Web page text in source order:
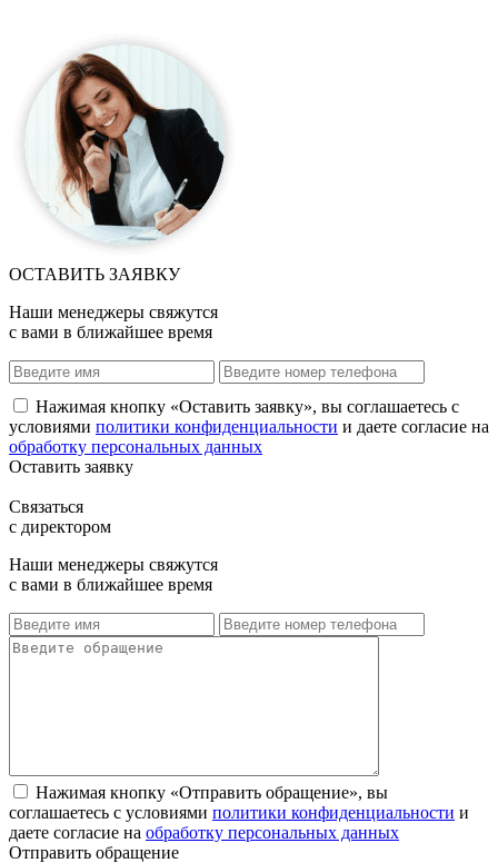
ОСТАВИТЬ ЗАЯВКУ
Наши менеджеры свяжутся
с вами в ближайшее время
Нажимая кнопку «Оставить заявку», вы соглашаетесь с
условиями политики конфиденциальности и даете согласие на
обработку персональных данных
Оставить заявку
Связаться
с директором
Наши менеджеры свяжутся
с вами в ближайшее время
Нажимая кнопку «Отправить обращение», вы
соглашаетесь с условиями политики конфиденциальности и
даете согласие на обработку персональных данных
Отправить обращение